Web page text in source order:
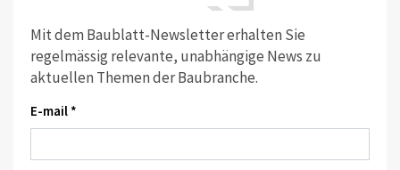
Mit dem Baublatt-Newsletter erhalten Sie
regelmässig relevante, unabhängige News zu
aktuellen Themen der Baubranche.
E-mail *